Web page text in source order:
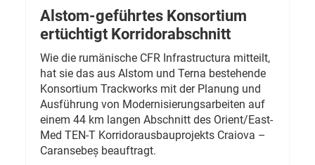
Alstom-geführtes Konsortium
ertüchtigt Korridorabschnitt
Wie die rumänische CFR Infrastructura mitteilt,
hat sie das aus Alstom und Terna bestehende
Konsortium Trackworks mit der Planung und
Ausführung von Modernisierungsarbeiten auf
einem 44 km langen Abschnitt des Orient/East-
Med TEN-T Korridorausbauprojekts Craiova –
Caransebeș beauftragt.